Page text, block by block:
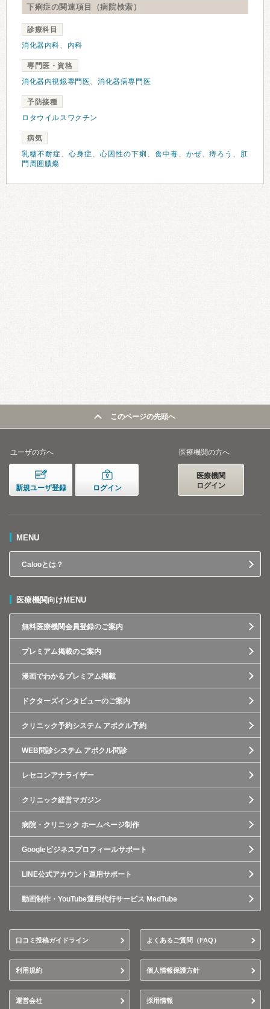
下痢症の関連項目（病院検索）
診療科目
消化器内科、 内科
専門医・資格
消化器内視鏡専門医、消化器病専門医
予防接種
ロタウイルスワクチン
病気
乳糖不耐症、 心身症、 心因性の下痢 、 食中毒、 かぜ、痔ろう 、 肛
門周囲膿瘍
このページの先頭へ
ユーザの方へ
新規ユーザ登録 ログイン
医療機関の方へ
医療機関
ログイン
MENU
Calooとは？
医療機関向けMENU
無料医療機関会員登録のご案内
プレミアム掲載のご案内
漫画でわかるプレミアム掲載
ドクターズインタビューのご案内
クリニック予約システム アポクル予約
WEB問診システム アポクル問診
レセコンアナライザー
クリニック経営マガジン
病院・クリニック ホームページ制作
Googleビジネスプロフィールサポート
LINE公式アカウント運用サポート
動画制作・YouTube運用代行サービス MedTube
口コミ投稿ガイドライン よくあるご質問（FAQ）
利用規約 個人情報保護方針
運営会社 採用情報